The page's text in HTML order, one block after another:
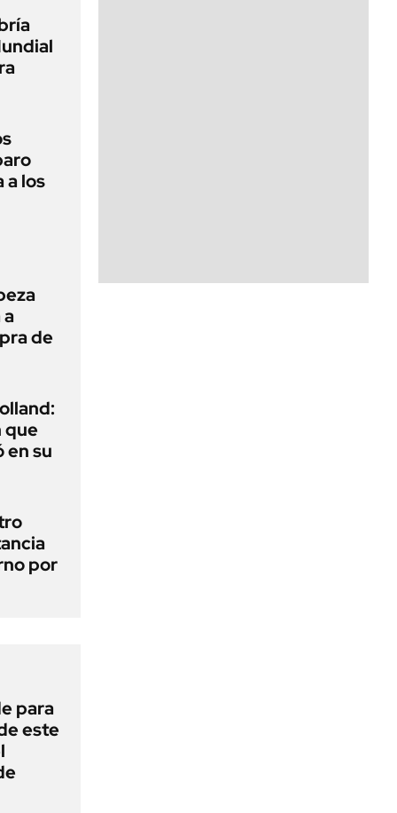
a los
de
que
en su
por
para
este